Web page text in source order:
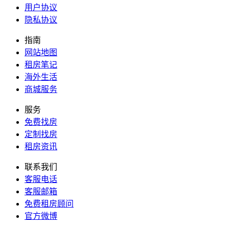
用户协议
隐私协议
指南
网站地图
租房笔记
海外生活
商城服务
服务
免费找房
定制找房
租房资讯
联系我们
客服电话
客服邮箱
免费租房顾问
官方微博